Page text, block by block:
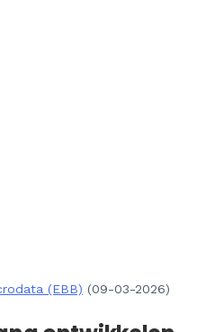
(EBB) (09-03-2026)